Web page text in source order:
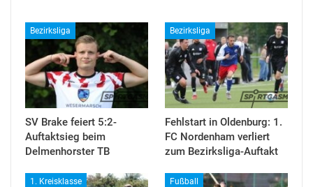
Bezirksliga
SV Brake feiert 5:2-
Auftaktsieg beim
Delmenhorster TB
Bezirksliga
Fehlstart in Oldenburg: 1.
FC Nordenham verliert
zum Bezirksliga-Auftakt
1. Kreisklasse Fußball